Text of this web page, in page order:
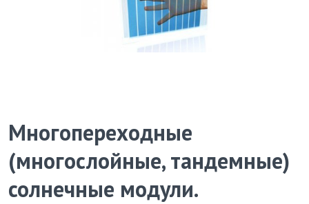
Многопереходные
(многослойные, тандемные)
солнечные модули.